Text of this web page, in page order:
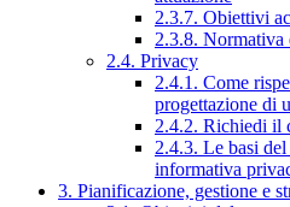
2.3.7. Obiettivi
2.3.8. Normativa
2.4. Privacy
2.4.1. Come
progettazione di
2.4.2. Richiedi il
2.4.3. Le basi
informativa
3. Pianificazione, gestione e